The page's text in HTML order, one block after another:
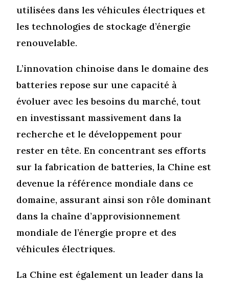
utilisées dans les véhicules électriques et
les technologies de stockage d’énergie
renouvelable.
L’innovation chinoise dans le domaine des
batteries repose sur une capacité à
évoluer avec les besoins du marché, tout
en investissant massivement dans la
recherche et le développement pour
rester en tête. En concentrant ses efforts
sur la fabrication de batteries, la Chine est
devenue la référence mondiale dans ce
domaine, assurant ainsi son rôle dominant
dans la chaîne d’approvisionnement
mondiale de l’énergie propre et des
véhicules électriques.
La Chine est également un leader dans la